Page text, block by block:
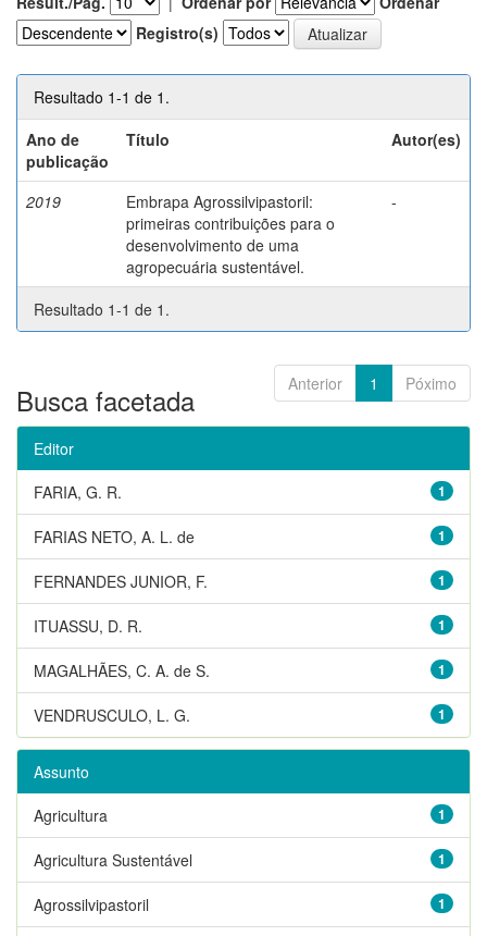
Registro(s)
Resultado 1-1 de 1.
Ano de
publicação
Título Autor(es)
2019
Embrapa Agrossilvipastoril:
primeiras contribuições para o
desenvolvimento de uma
agropecuária sustentável.
-
Resultado 1-1 de 1.
Anterior 1 Póximo
Busca facetada
Editor
1
FARIA, G. R.
1
FARIAS NETO, A. L. de
1
FERNANDES JUNIOR, F.
1
ITUASSU, D. R.
1
MAGALHÃES, C. A. de S.
1
VENDRUSCULO, L. G.
Assunto
1
Agricultura
1
Agricultura Sustentável
1
Agrossilvipastoril